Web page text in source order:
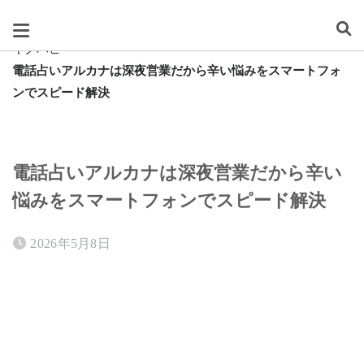
スグレタ
キクハピ
電話占いアルカナは深夜営業だから辛い悩みをスマートフォ
ンでスピード解決
電話占いアルカナは深夜営業だから辛い
悩みをスマートフォンでスピード解決
2026年5月8日